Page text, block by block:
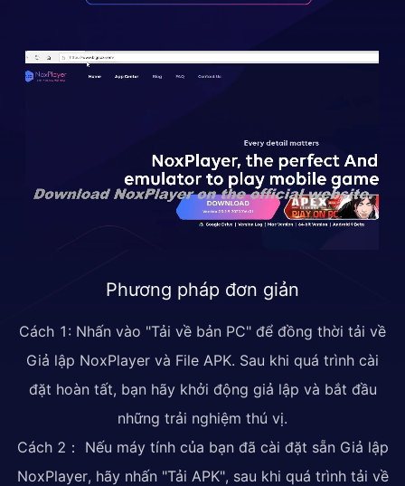
Phương pháp đơn giản
Cách 1: Nhấn vào "Tải về bản PC" để đồng thời tải về
Giả lập NoxPlayer và File APK. Sau khi quá trình cài
đặt hoàn tất, bạn hãy khởi động giả lập và bắt đầu
những trải nghiệm thú vị.
Cách 2： Nếu máy tính của bạn đã cài đặt sẵn Giả lập
NoxPlayer, hãy nhấn "Tải APK", sau khi quá trình tải về